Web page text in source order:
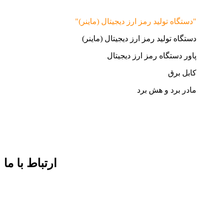
"دستگاه تولید رمز ارز دیجیتال (ماینر)"
دستگاه تولید رمز ارز دیجیتال (ماینر)
پاور دستگاه رمز ارز دیجیتال
کابل برق
مادر برد و هش برد
ارتباط با ما